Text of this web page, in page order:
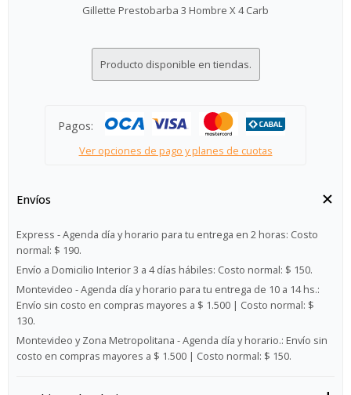
Gillette Prestobarba 3 Hombre X 4 Carb
Producto disponible en tiendas.
Pagos:
Ver opciones de pago y planes de cuotas
Envíos
Express - Agenda día y horario para tu entrega en 2 horas: Costo
normal: $ 190.
Envío a Domicilio Interior 3 a 4 días hábiles: Costo normal: $ 150.
Montevideo - Agenda día y horario para tu entrega de 10 a 14 hs.:
Envío sin costo en compras mayores a $ 1.500 | Costo normal: $
130.
Montevideo y Zona Metropolitana - Agenda día y horario.: Envío sin
costo en compras mayores a $ 1.500 | Costo normal: $ 150.